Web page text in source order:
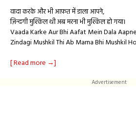
वादा करके और भी आफ़त में डाला आपने,
ज़िन्दगी मुश्किल थी अब मरना भी मुश्किल हो गया।
Vaada Karke Aur Bhi Aafat Mein Dala
Zindagi Mushkil Thi Ab Marna Bhi Mushkil
[ Read more →]
Advertisement